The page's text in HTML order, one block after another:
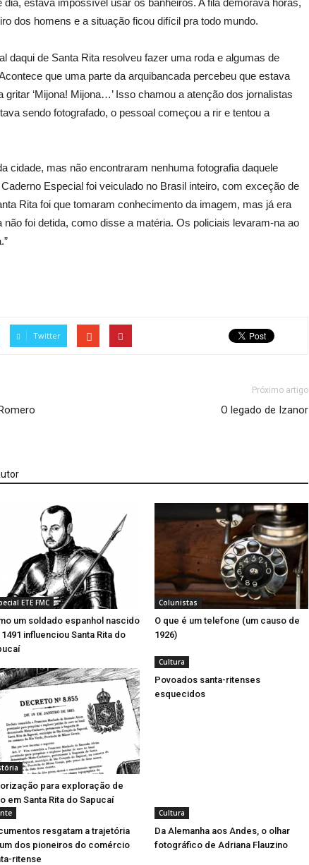
estava impossível usar os banheiros. A fila demorava horas,
dos homens e a situação ficou difícil pra todo mundo.
daqui de Santa Rita resolveu fazer uma roda e algumas de
que uma parte da arquibancada percebeu que estava
‘Mijona! Mijona…’ Isso chamou a atenção dos jornalistas
sendo fotografado, o pessoal começou a rir e tentou a
cidade, mas não encontraram nenhuma fotografia daquele
Especial foi veiculado no Brasil inteiro, com exceção de
Rita foi que tomaram conhecimento da imagem, mas já era
foi detida, como disse a matéria. Os policiais levaram-na ao
Twitter
Próximo artigo
O legado de Izanor
ETE FMC
um soldado espanhol nascido
influenciou Santa Rita do
Colunistas
O que é um telefone (um causo de
1926)
para exploração de
em Santa Rita do Sapucaí
Cultura
Povoados santa-ritenses
esquecidos
resgatam a trajetória
dos pioneiros do comércio
ritense
Cultura
Da Alemanha aos Andes, o olhar
fotográfico de Adriana Flauzino